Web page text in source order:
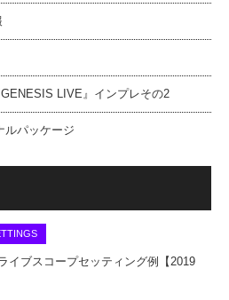
LIVE』インプレその2
ルパッケージ
イブスコープセッティング例【2019